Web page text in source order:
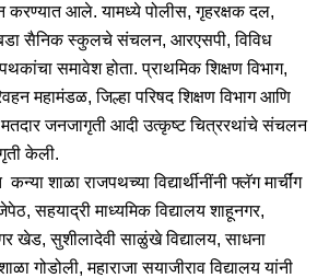
करण्यात आले. यामध्ये पोलीस, गृहरक्षक दल,
सैनिक स्कुलचे संचलन, आरएसपी, विविध
पथकांचा समावेश होता. प्राथमिक शिक्षण विभाग,
महामंडळ, जिल्हा परिषद शिक्षण विभाग आणि
मतदार जनजागृती आदी उत्कृष्ट चित्ररथांचे संचलन
केली.
शाळा राजपथच्या विद्यार्थीनींनी फ्लॅग मार्चींग
सहयाद्री माध्यमिक विद्यालय शाहूनगर,
खेड, सुशीलादेवी साळुंखे विद्यालय, साधना
गोडोली, महाराजा सयाजीराव विद्यालय यांनी